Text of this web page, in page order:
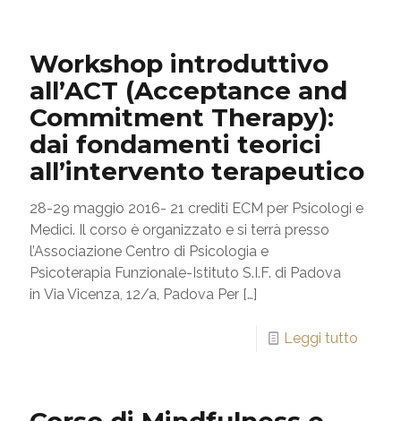
Workshop introduttivo
all’ACT (Acceptance and
Commitment Therapy):
dai fondamenti teorici
all’intervento terapeutico
28-29 maggio 2016- 21 crediti ECM per Psicologi e
Medici. Il corso è organizzato e si terrà presso
l’Associazione Centro di Psicologia e
Psicoterapia Funzionale-Istituto S.I.F. di Padova
in Via Vicenza, 12/a, Padova Per […]
Leggi tutto